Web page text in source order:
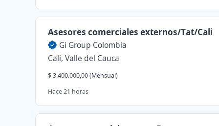
Asesores comerciales externos/Tat/Cali
Gi Group Colombia
Cali, Valle del Cauca
$ 3.400.000,00 (Mensual)
Hace 21 horas